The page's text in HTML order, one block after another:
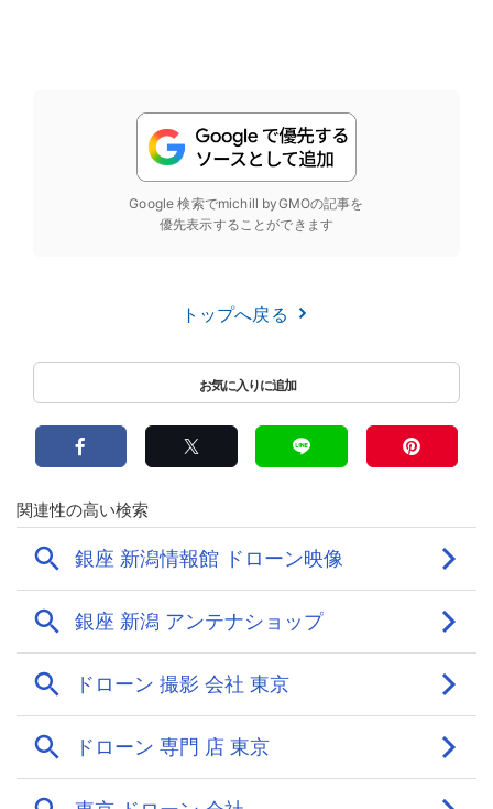
Google 検索でmichill byGMOの記事を
優先表示することができます
トップへ戻る